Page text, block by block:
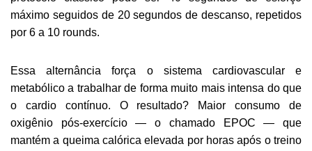
máximo seguidos de 20 segundos de descanso, repetidos
por 6 a 10 rounds.
Essa alternância força o sistema cardiovascular e
metabólico a trabalhar de forma muito mais intensa do que
o cardio contínuo. O resultado? Maior consumo de
oxigênio pós-exercício — o chamado EPOC — que
mantém a queima calórica elevada por horas após o treino